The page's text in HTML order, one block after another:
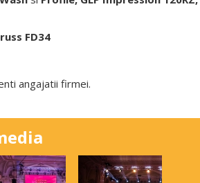
FD34
angajatii firmei.